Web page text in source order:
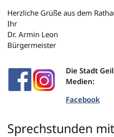
Herzliche Grüße aus dem
Ihr
Dr. Armin Leon
Bürgermeister
Die Stadt
Medien:
Facebook
Sprechstunden